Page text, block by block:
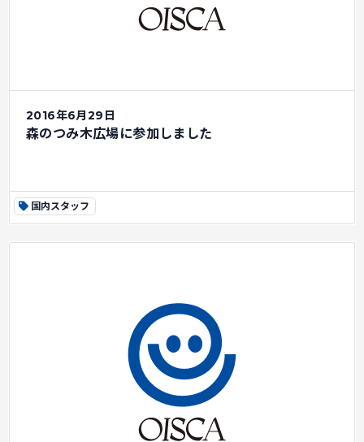
2016年6月29日
森のつみ木広場に参加しました
国内スタッフ